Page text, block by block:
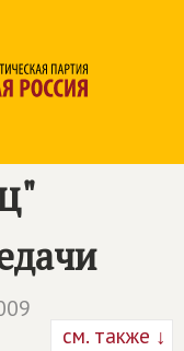
см. также ↓